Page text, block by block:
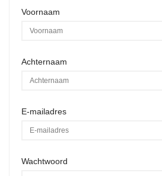
Voornaam
Achternaam
E-mailadres
Wachtwoord